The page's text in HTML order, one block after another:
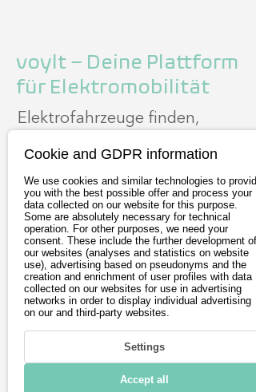
voylt – Deine Plattform
für Elektromobilität
Elektrofahrzeuge finden,
Die Zukunft der Mobilität ist
elektrisch, und voylt ist dein
Wegweiser in die Elektromobilität. Als
führende deutsche Online-Plattform
bringen wir Anbieter und
Kaufinteressenten für
Elektrofahrzeuge zusammen und
schaffen Transparenz in einem schnell
wachsenden Markt.
Cookie and GDPR information
We use cookies and similar technologies to provide
you with the best possible offer and process your
data collected on our website for this purpose.
Some are absolutely necessary for technical
operation. For other purposes, we need your
consent. These include the further development of
our websites (analyses and statistics on website
use), advertising based on pseudonyms and the
creation and enrichment of user profiles with data
collected on our websites for use in advertising
networks in order to display individual advertising
on our and third-party websites.
Settings
Accept all